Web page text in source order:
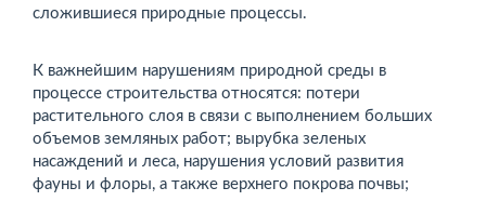
сложившиеся природные процессы.
К важнейшим нарушениям природной среды в
процессе строительства относятся: потери
растительного слоя в связи с выполнением больших
объемов земляных работ; вырубка зеленых
насаждений и леса, нарушения условий развития
фауны и флоры, а также верхнего покрова почвы;